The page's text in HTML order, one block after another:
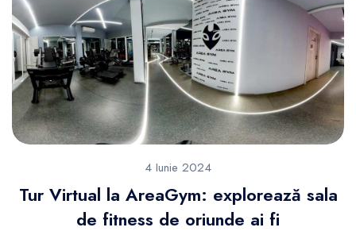
4 Iunie 2024
Tur Virtual la AreaGym: explorează sala
de fitness de oriunde ai fi